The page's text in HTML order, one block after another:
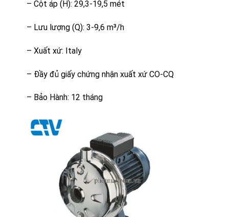
– Cột áp (H): 29,3-19,5 mét
– Lưu lượng (Q): 3-9,6 m³/h
– Xuất xứ: Italy
– Đầy đủ giấy chứng nhận xuất xứ CO-CQ
– Bảo Hành: 12 tháng